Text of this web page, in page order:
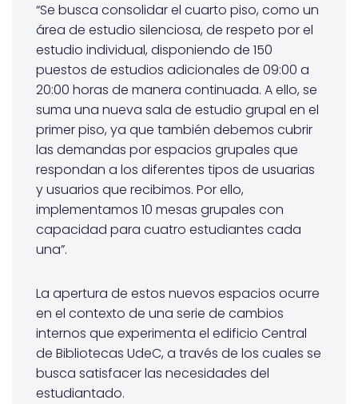
“Se busca consolidar el cuarto piso, como un
área de estudio silenciosa, de respeto por el
estudio individual, disponiendo de 150
puestos de estudios adicionales de 09:00 a
20:00 horas de manera continuada. A ello, se
suma una nueva sala de estudio grupal en el
primer piso, ya que también debemos cubrir
las demandas por espacios grupales que
respondan a los diferentes tipos de usuarias
y usuarios que recibimos. Por ello,
implementamos 10 mesas grupales con
capacidad para cuatro estudiantes cada
una”.
La apertura de estos nuevos espacios ocurre
en el contexto de una serie de cambios
internos que experimenta el edificio Central
de Bibliotecas UdeC, a través de los cuales se
busca satisfacer las necesidades del
estudiantado.